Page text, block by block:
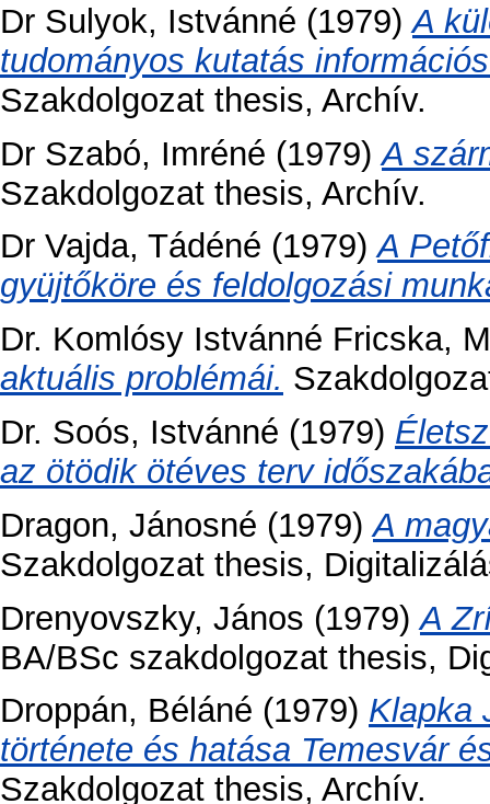
Dr Sulyok, Istvánné (1979)A
tudományos kutatás
Szakdolgozat thesis, Archív.
Dr Szabó, Imréné (1979)A
Szakdolgozat thesis, Archív.
Dr Vajda, Tádéné (1979)A
gyüjtőköre és feldolgozási
Dr. Komlósy Istvánné Fricska,
aktuális problémái.
Dr. Soós, Istvánné (1979)
az ötödik ötéves terv
Dragon, Jánosné (1979)A
Szakdolgozat thesis,
Drenyovszky, János (1979)A
BA/BSc szakdolgozat thesis,
Droppán, Béláné (1979) Klapka
története és hatása Temesvár
Szakdolgozat thesis, Archív.